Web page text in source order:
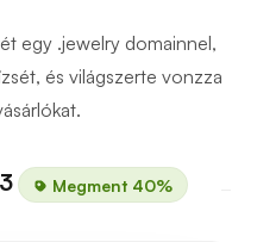
egy .jewelry domainnel,
és világszerte vonzza
Megment 40%